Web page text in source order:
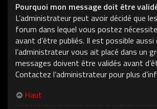
Pourquoi mon message doit être
L’administrateur peut avoir décidé que
forum dans lequel vous postez
avant d’être publiés. Il est possible aussi
l’administrateur vous ait placé dans un
messages doivent être validés avant
Contactez l’administrateur pour plus
Haut